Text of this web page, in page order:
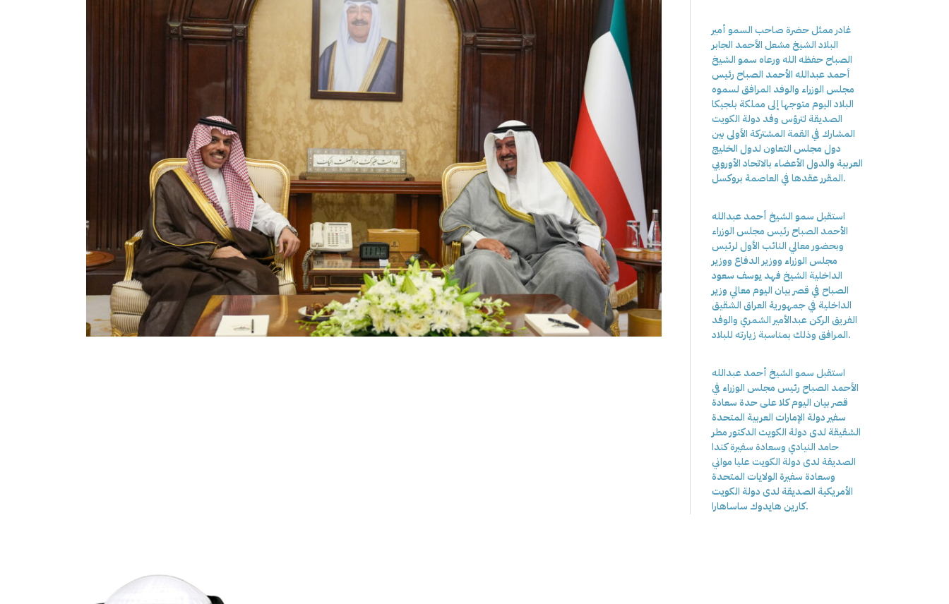
غادر ممثل حضرة صاحب السمو أمير
البلاد الشيخ مشعل الأحمد الجابر
الصباح حفظه الله ورعاه سمو الشيخ
أحمد عبدالله الأحمد الصباح رئيس
مجلس الوزراء والوفد المرافق لسموه
البلاد اليوم متوجها إلى مملكة بلجيكا
الصديقة لترؤس وفد دولة الكويت
المشارك في القمة المشتركة الأولى بين
دول مجلس التعاون لدول الخليج
العربية والدول الأعضاء بالاتحاد الأوروبي
المقرر عقدها في العاصمة بروكسل.
استقبل سمو الشيخ أحمد عبدالله
الأحمد الصباح رئيس مجلس الوزراء
وبحضور معالي النائب الأول لرئيس
مجلس الوزراء ووزير الدفاع ووزير
الداخلية الشيخ فهد يوسف سعود
الصباح في قصر بيان اليوم معالي وزير
الداخلية في جمهورية العراق الشقيق
الفريق الركن عبدالأمير الشمري والوفد
المرافق وذلك بمناسبة زيارته للبلاد.
استقبل سمو الشيخ أحمد عبدالله
الأحمد الصباح رئيس مجلس الوزراء في
قصر بيان اليوم كلا على حدة سعادة
سفير دولة الإمارات العربية المتحدة
الشقيقة لدى دولة الكويت الدكتور مطر
حامد النيادي وسعادة سفيرة كندا
الصديقة لدى دولة الكويت عليا مواني
وسعادة سفيرة الولايات المتحدة
الأمريكية الصديقة لدى دولة الكويت
كارين هايدوك ساساهارا.